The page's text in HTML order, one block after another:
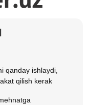
qanday ishlaydi,
qilish kerak